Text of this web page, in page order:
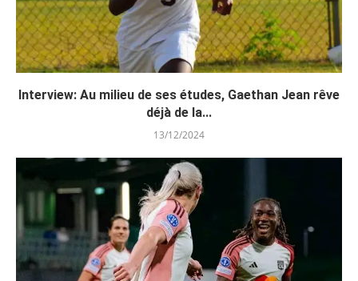
Interview: Au milieu de ses études, Gaethan Jean rêve
déjà de la...
13/12/2024